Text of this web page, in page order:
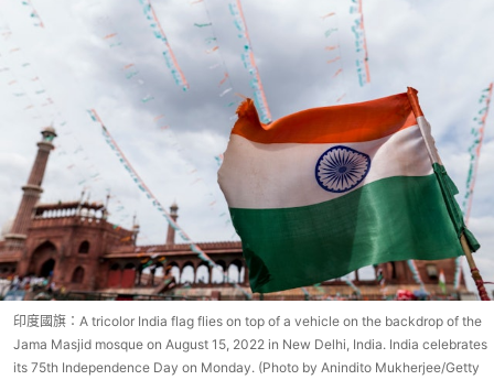
印度國旗：A tricolor India flag flies on top of a vehicle on the backdrop of the
Jama Masjid mosque on August 15, 2022 in New Delhi, India. India celebrates
its 75th Independence Day on Monday. (Photo by Anindito Mukherjee/Getty